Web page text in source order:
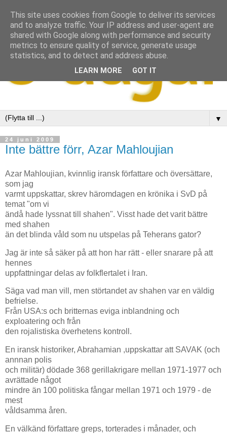
▼
24 juni 2009
Inte bättre förr, Azar Mahloujian
Azar Mahloujian, kvinnlig iransk författare och översättare,
som jag
varmt uppskattar, skrev häromdagen en krönika i SvD på
temat "om vi
ändå hade lyssnat till shahen". Visst hade det varit bättre
med shahen
än det blinda våld som nu utspelas på Teherans gator?
Jag är inte så säker på att hon har rätt - eller snarare på att
hennes
uppfattningar delas av folkflertalet i Iran.
Säga vad man vill, men störtandet av shahen var en väldig
befrielse.
Från USA:s och britternas eviga inblandning och
exploatering och från
den rojalistiska överhetens kontroll.
En iransk historiker, Abrahamian ,uppskattar att SAVAK (och
annnan polis
och militär) dödade 368 gerillakrigare mellan 1971-1977 och
avrättade något
mindre än 100 politiska fångar mellan 1971 och 1979 - de
mest
våldsamma åren.
En välkänd författare greps, torterades i månader, och
This site uses cookies from Google to deliver its services
and to analyze traffic. Your IP address and user-agent are
shared with Google along with performance and security
metrics to ensure quality of service, generate usage
statistics, and to detect and address abuse.
LEARN MORE GOT IT